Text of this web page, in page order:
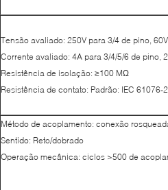
Tensão avaliado: 250V para 3/4 de pino,
Corrente avaliado: 4A para 3/4/5/6 de pino,
Resistência de isolação: ≥100 MΩ
Resistência de contato: Padrão: IEC 61076-
Método de acoplamento: conexão
Sentido: Reto/dobrado
Operação mecânica: ciclos >500 de